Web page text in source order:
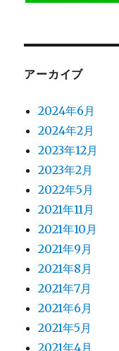
アーカイブ
2024年6月
2024年2月
2023年12月
2023年2月
2022年5月
2021年11月
2021年10月
2021年9月
2021年8月
2021年7月
2021年6月
2021年5月
2021年4月